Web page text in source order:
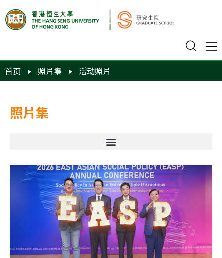
首页 照片集 活动照片
照片集